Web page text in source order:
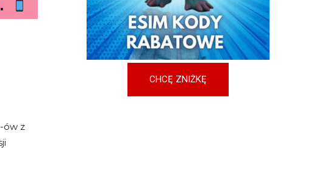
.
ów z
CHCĘ ZNIŻKĘ